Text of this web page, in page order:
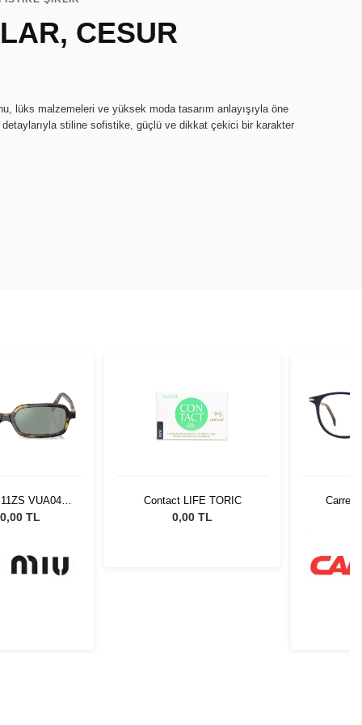
CESUR
lüks malzemeleri ve yüksek moda tasarım anlayışıyla öne
detaylarıyla stiline sofistike, güçlü ve dikkat çekici bir karakter
VUA04M
Gözlüğü
TL
Contact LIFE TORIC
0,00 TL